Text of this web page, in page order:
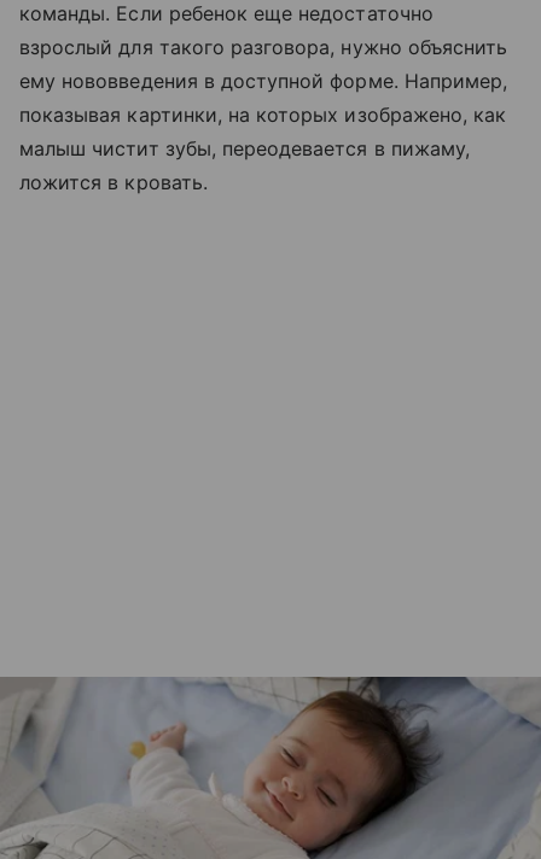
команды. Если ребенок еще недостаточно
взрослый для такого разговора, нужно объяснить
ему нововведения в доступной форме. Например,
показывая картинки, на которых изображено, как
малыш чистит зубы, переодевается в пижаму,
ложится в кровать.